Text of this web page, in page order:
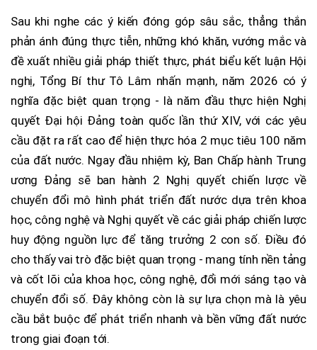
Sau khi nghe các ý kiến đóng góp sâu sắc, thẳng thắn
phản ánh đúng thực tiễn, những khó khăn, vướng mắc và
đề xuất nhiều giải pháp thiết thực, phát biểu kết luận Hội
nghị, Tổng Bí thư Tô Lâm nhấn mạnh, năm 2026 có ý
nghĩa đặc biệt quan trọng - là năm đầu thực hiện Nghị
quyết Đại hội Đảng toàn quốc lần thứ XIV, với các yêu
cầu đặt ra rất cao để hiện thực hóa 2 mục tiêu 100 năm
của đất nước. Ngay đầu nhiệm kỳ, Ban Chấp hành Trung
ương Đảng sẽ ban hành 2 Nghị quyết chiến lược về
chuyển đổi mô hình phát triển đất nước dựa trên khoa
học, công nghệ và Nghị quyết về các giải pháp chiến lược
huy động nguồn lực để tăng trưởng 2 con số. Điều đó
cho thấy vai trò đặc biệt quan trọng - mang tính nền tảng
và cốt lõi của khoa học, công nghệ, đổi mới sáng tạo và
chuyển đổi số. Đây không còn là sự lựa chọn mà là yêu
cầu bắt buộc để phát triển nhanh và bền vững đất nước
trong giai đoạn tới.